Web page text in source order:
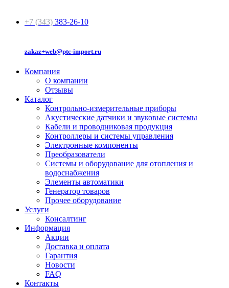
+7 (343) 383-26-10
zakaz+web@ptc-import.ru
Компания
О компании
Отзывы
Каталог
Контрольно-измерительные приборы
Акустические датчики и звуковые системы
Кабели и проводниковая продукция
Контроллеры и системы управления
Электронные компоненты
Преобразователи
Системы и оборудование для отопления и
водоснабжения
Элементы автоматики
Генератор товаров
Прочее оборудование
Услуги
Консалтинг
Информация
Акции
Доставка и оплата
Гарантия
Новости
FAQ
Контакты